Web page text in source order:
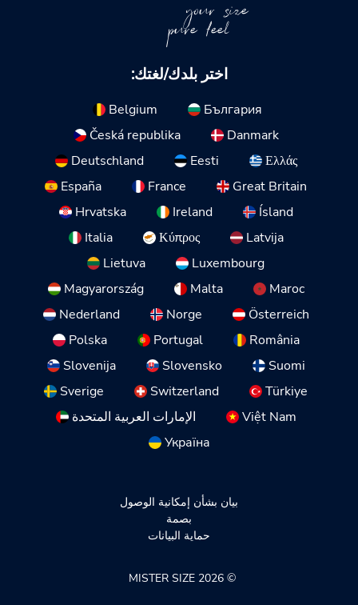
your size
pure feel
اختر بلدك/لغتك:
Belgium
България
Česká republika
Danmark
Deutschland
Eesti
Ελλάς
España
France
Great Britain
Hrvatska
Ireland
Ísland
Italia
Κύπρος
Latvija
Lietuva
Luxembourg
Magyarország
Malta
Maroc
Nederland
Norge
Österreich
Polska
Portugal
România
Slovenija
Slovensko
Suomi
Sverige
Switzerland
Türkiye
الإمارات العربية المتحدة
Việt Nam
Україна
بيان بشأن إمكانية الوصول
بصمة
حماية البيانات
© 2026 MISTER SIZE